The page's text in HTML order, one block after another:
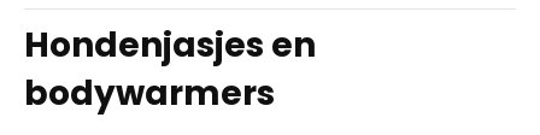
Hondenjasjes en
bodywarmers